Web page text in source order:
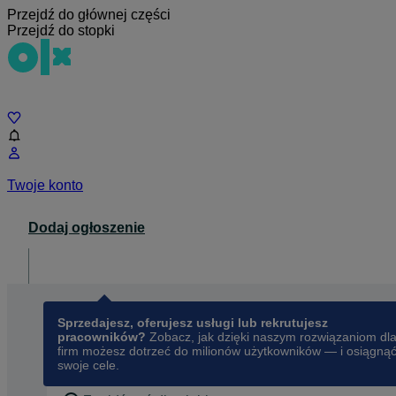
Przejdź do głównej części
Przejdź do stopki
Twoje konto
Dodaj ogłoszenie
Sprzedajesz, oferujesz usługi lub rekrutujesz
pracowników? Zobacz, jak dzięki naszym rozwiązaniom dla
firm możesz dotrzeć do milionów użytkowników — i osiągnąć
swoje cele.